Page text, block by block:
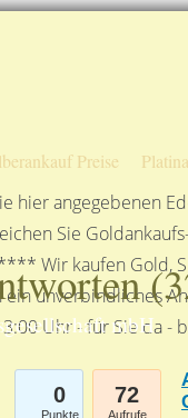
Preise
hier angegebenen
Sie
Wir kaufen Gold,
unverbindliches
Uhr - für Sie
(
mbH
0
Punkte
72
Aufrufe